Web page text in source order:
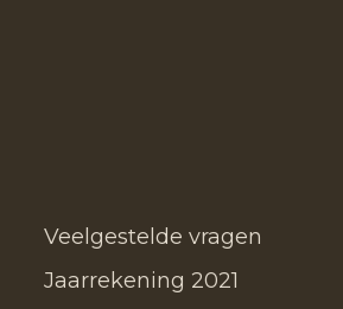
Veelgestelde vragen
Jaarrekening 2021